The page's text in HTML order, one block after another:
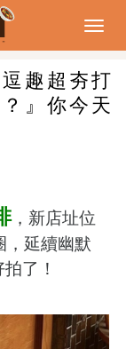
趣超夯打
』你今天
，新店址位
，延續幽默
了！